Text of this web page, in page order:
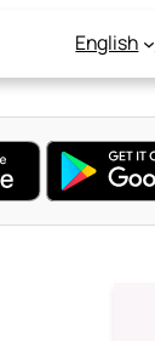
English